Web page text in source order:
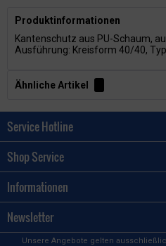
Produktinformationen
Kantenschutz aus PU-Schaum,
Ausführung: Kreisform 40/40, Typ
Ähnliche Artikel
Service Hotline
Shop Service
Informationen
Newsletter
Unsere Angebote gelten